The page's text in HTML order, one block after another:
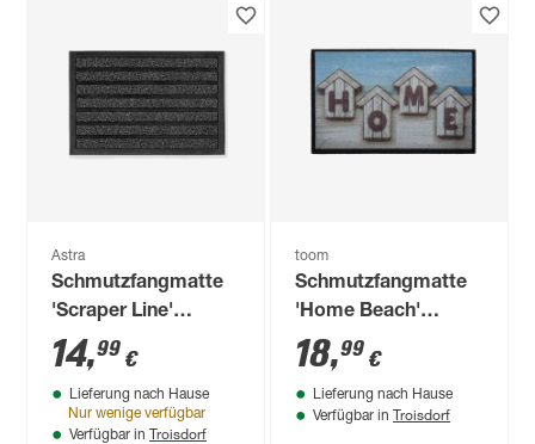
Astra
Schmutzfangmatte
'Scraper Line'
anthrazit 40 x 60 cm
14,99 €
Lieferung nach Hause
Nur wenige verfügbar
Verfügbar in Troisdorf
toom
Schmutzfangmatte
'Home Beach'
cremefarben 50 x 70
cm
18,99 €
Lieferung nach Hause
Verfügbar in Troisdorf